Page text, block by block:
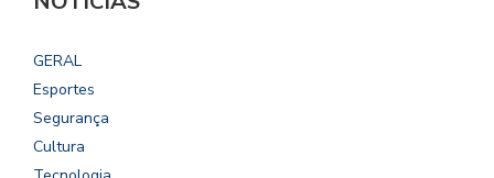
GERAL
Esportes
Segurança
Cultura